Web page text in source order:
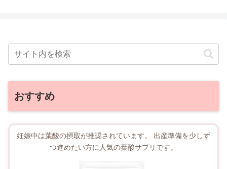
おすすめ
妊娠中は葉酸の摂取が推奨されています。 出産準備を少しず
つ進めたい方に人気の葉酸サプリです。